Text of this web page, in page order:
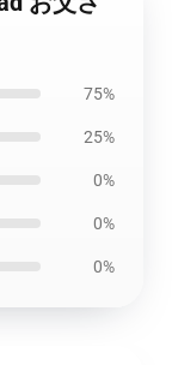
75%
25%
0%
0%
0%